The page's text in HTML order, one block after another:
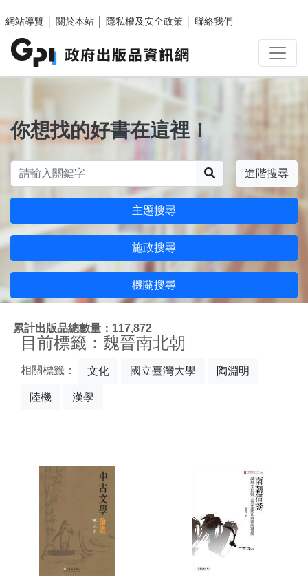
網站導覽
關於本站 隱私權及安全政策 聯絡我們
你想找的好書在這裡！
進階搜尋
主題搜尋
施政搜尋
機關搜尋
累計出版品總數量：117,872
目前標籤：魏晉南北朝
相關標籤： 文化 國立臺灣大學 陶淵明
陸機 漢學